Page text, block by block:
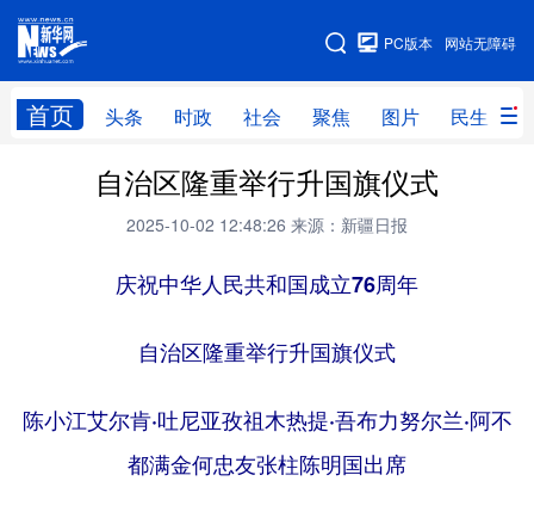
网站无障碍
PC版本
首页 头条 时政 社会 聚焦 图片 民生
网站地图
时政 社会
民生 访谈
专题 服务
自治区隆重举行升国旗仪式
2025-10-02 12:48:26 来源：新疆日报
庆祝中华人民共和国成立76周年
自治区隆重举行升国旗仪式
陈小江艾尔肯·吐尼亚孜祖木热提·吾布力努尔兰·阿不
都满金何忠友张柱陈明国出席